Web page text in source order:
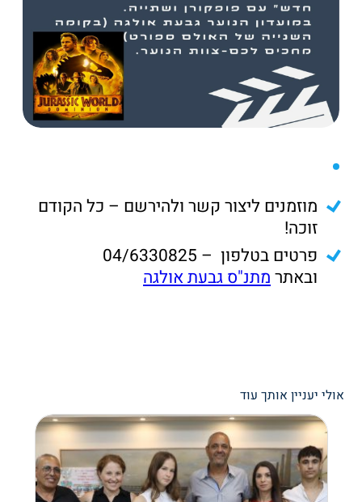
מוזמנים ליצור קשר ולהירשם – כל הקודם
זוכה!
ובאתרמתנ"ס גבעת אולגה
אולי יעניין אותך עוד